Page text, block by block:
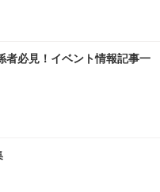
者必見！イベント情報記事一